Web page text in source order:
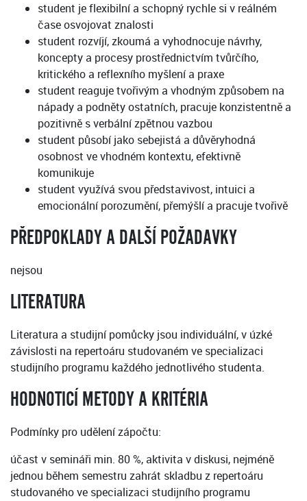
student je flexibilní a schopný rychle si v reálném
čase osvojovat znalosti
student rozvíjí, zkoumá a vyhodnocuje návrhy,
koncepty a procesy prostřednictvím tvůrčího,
kritického a reflexního myšlení a praxe
student reaguje tvořivým a vhodným způsobem na
nápady a podněty ostatních, pracuje konzistentně a
pozitivně s verbální zpětnou vazbou
student působí jako sebejistá a důvěryhodná
osobnost ve vhodném kontextu, efektivně
komunikuje
student využívá svou představivost, intuici a
emocionální porozumění, přemýšlí a pracuje tvořivě
PŘEDPOKLADY A DALŠÍ POŽADAVKY
nejsou
LITERATURA
Literatura a studijní pomůcky jsou individuální, v úzké
závislosti na repertoáru studovaném ve specializaci
studijního programu každého jednotlivého studenta.
HODNOTICÍ METODY A KRITÉRIA
Podmínky pro udělení zápočtu:
účast v semináři min. 80 %, aktivita v diskusi, nejméně
jednou během semestru zahrát skladbu z repertoáru
studovaného ve specializaci studijního programu